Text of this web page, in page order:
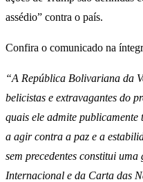
assédio” contra o país.
Confira o comunicado na
“A República Bolivariana da
belicistas e extravagantes do
quais ele admite publicamente
a agir contra a paz e a
sem precedentes constitui
Internacional e da Carta das